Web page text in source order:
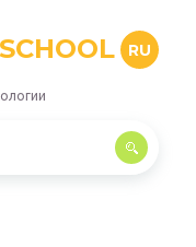
RU